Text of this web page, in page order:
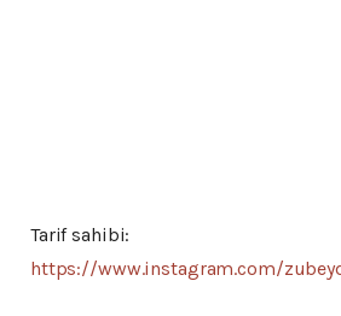
Tarif sahibi:
https://www.instagram.com/